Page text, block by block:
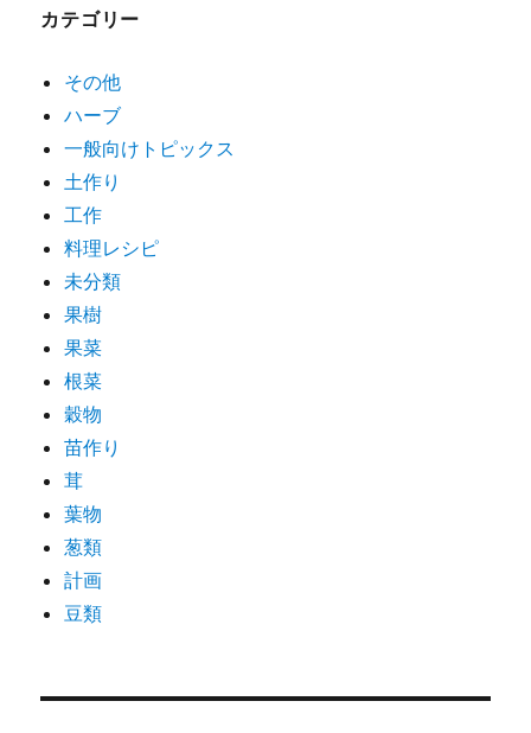
カテゴリー
その他
ハーブ
一般向けトピックス
土作り
工作
料理レシピ
未分類
果樹
果菜
根菜
穀物
苗作り
茸
葉物
葱類
計画
豆類